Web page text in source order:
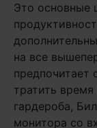
Это основные
на все
предпочитает
тратить
гардероба,
монитора со